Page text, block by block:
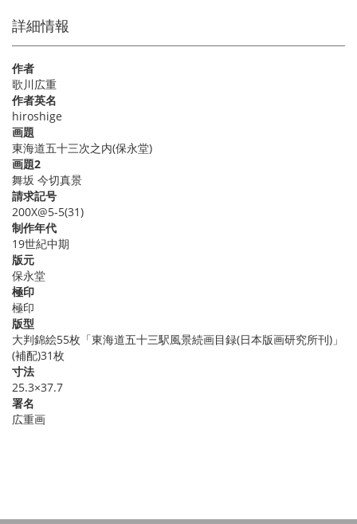
詳細情報
作者
歌川広重
作者英名
hiroshige
画題
東海道五十三次之内(保永堂)
画題2
舞坂 今切真景
請求記号
200X@5-5(31)
制作年代
19世紀中期
版元
保永堂
極印
極印
版型
大判錦絵55枚「東海道五十三駅風景続画目録(日本版画研究所刊)」
(補配)31枚
寸法
25.3×37.7
署名
広重画